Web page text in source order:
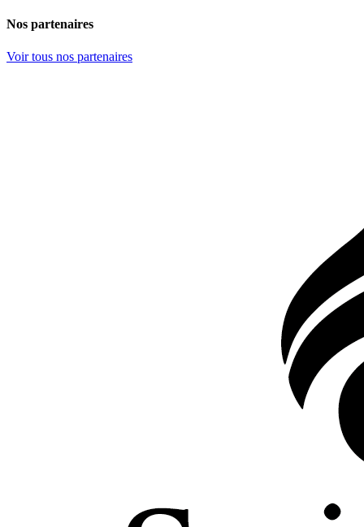
Nos partenaires
Voir tous nos partenaires